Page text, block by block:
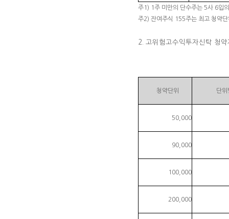
주1) 1주 미만의 단수주는 5사 6입
주2) 잔여주식 155주는 최고 청약
2. 고위험고수익투자신탁 청
청약단위 단위
50,000
90,000
100,000
200,000